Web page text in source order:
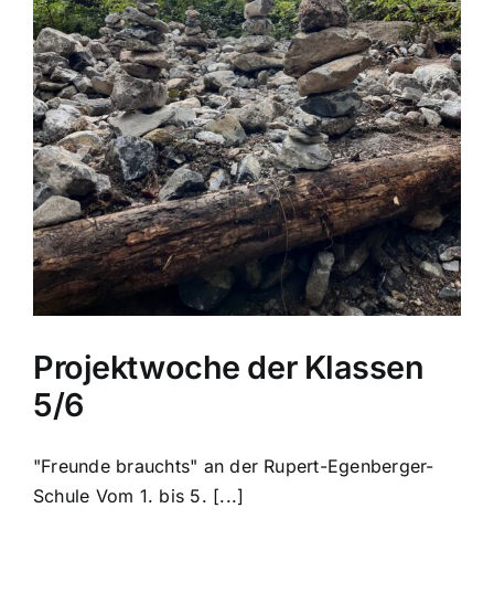
Projektwoche der Klassen
5/6
"Freunde brauchts" an der Rupert-Egenberger-
Schule Vom 1. bis 5. [...]